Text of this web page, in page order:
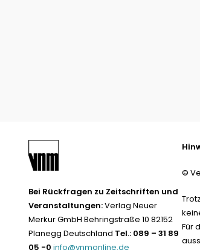
Bei Rückfragen zu Zeitschriften und
Veranstaltungen:Verlag Neuer
Merkur GmbH Behringstraße 10 82152
Planegg Deutschland Tel.: 089 – 31 89
05 -0 info@vnmonline.de
©
Für